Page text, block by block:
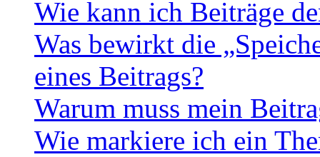
Wie kann ich Beiträge
Was bewirkt die
eines Beitrags?
Warum muss mein
Wie markiere ich ein